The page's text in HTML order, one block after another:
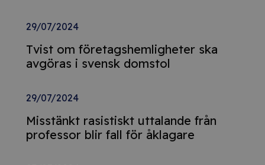
29/07/2024
Tvist om företagshemligheter ska
avgöras i svensk domstol
29/07/2024
Misstänkt rasistiskt uttalande från
professor blir fall för åklagare